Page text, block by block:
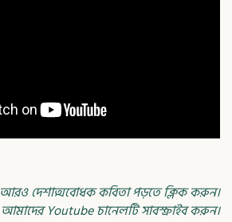
আরও দেশাত্মবোধক কবিতা পড়তে ক্লিক করুন।
আমাদের Youtube চানেলটি সাবস্ক্রাইব করুন।